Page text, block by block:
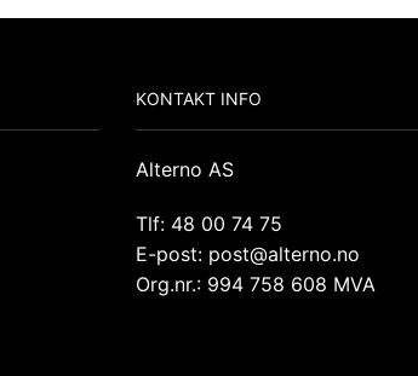
KONTAKT INFO
Alterno AS
Tlf: 48 00 74 75
E-post: post@alterno.no
Org.nr.: 994 758 608 MVA